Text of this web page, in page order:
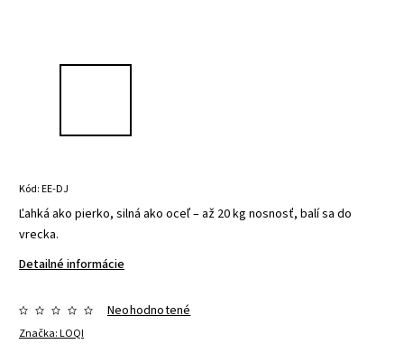
Kód:EE-DJ
Ľahká ako pierko, silná ako oceľ – až 20 kg nosnosť, balí sa do
vrecka.
Detailné informácie
Značka:LOQI
Neohodnotené